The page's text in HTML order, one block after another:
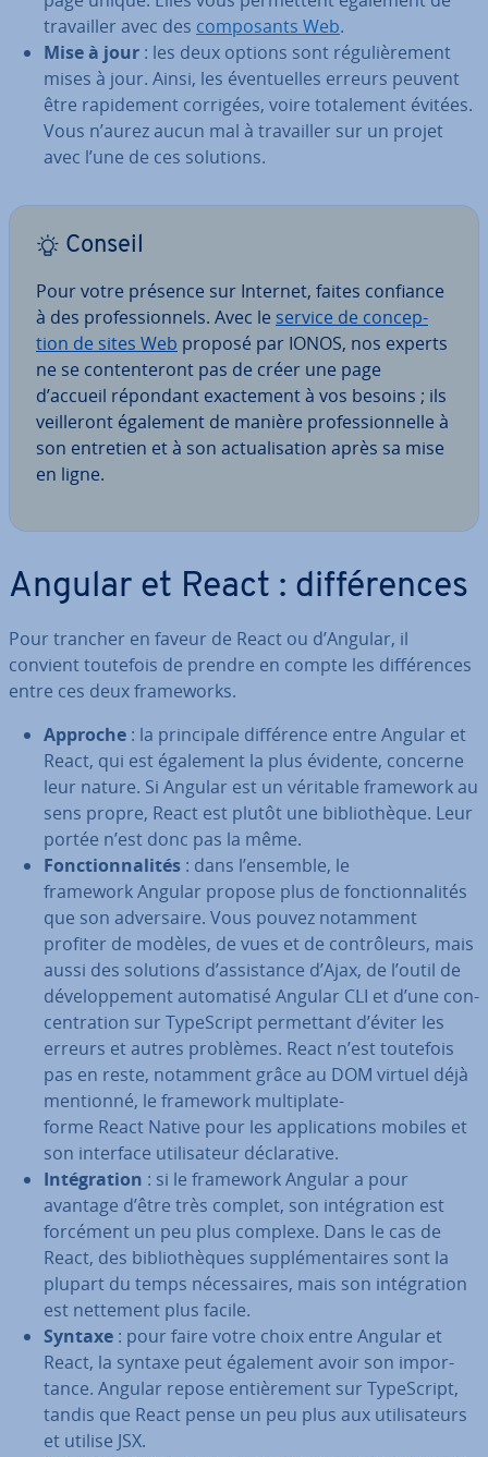
tra­vail­ler avec des com­po­sants Web.
Mise à jour : les deux options sont ré­gu­liè­re­ment
mises à jour. Ainsi, les éven­tuelles erreurs peuvent
être ra­pi­de­ment corrigées, voire to­ta­le­ment évitées.
Vous n’aurez aucun mal à tra­vail­ler sur un projet
avec l’une de ces solutions.
Conseil
Pour votre présence sur Internet, faites confiance
à des pro­fes­sion­nels. Avec le service de con­cep­
tion de sites Web proposé par IONOS, nos experts
ne se con­ten­te­ront pas de créer une page
d’accueil répondant exac­te­ment à vos besoins ; ils
veil­le­ront également de manière pro­fes­sion­nelle à
son entretien et à son ac­tua­li­sa­tion après sa mise
en ligne.
Angular et React : dif­fé­rences
Pour trancher en faveur de React ou d’Angular, il
convient toutefois de prendre en compte les dif­fé­rences
entre ces deux fra­me­works.
Approche : la prin­ci­pale dif­fé­rence entre Angular et
React, qui est également la plus évidente, concerne
leur nature. Si Angular est un véritable framework au
sens propre, React est plutôt une bi­blio­thèque. Leur
portée n’est donc pas la même.
Fonc­tion­na­li­tés : dans l’ensemble, le
framework Angular propose plus de fonc­tion­na­li­tés
que son ad­ver­saire. Vous pouvez notamment
profiter de modèles, de vues et de con­trô­leurs, mais
aussi des solutions d’as­sis­tance d’Ajax, de l’outil de
dé­ve­lop­pe­ment au­to­ma­tisé Angular CLI et d’une con­
cen­tra­tion sur Ty­peS­cript per­met­tant d’éviter les
erreurs et autres problèmes. React n’est toutefois
pas en reste, notamment grâce au DOM virtuel déjà
mentionné, le framework mul­ti­pla­te­
forme React Native pour les ap­pli­ca­tions mobiles et
son interface uti­li­sa­teur dé­cla­ra­tive.
In­té­gra­tion : si le framework Angular a pour
avantage d’être très complet, son in­té­gra­tion est
forcément un peu plus complexe. Dans le cas de
React, des bi­blio­thèques sup­plé­men­taires sont la
plupart du temps né­ces­saires, mais son in­té­gra­tion
est nettement plus facile.
Syntaxe : pour faire votre choix entre Angular et
React, la syntaxe peut également avoir son im­por­
tance. Angular repose en­tiè­re­ment sur Ty­peS­cript,
tandis que React pense un peu plus aux uti­li­sa­teurs
et utilise JSX.